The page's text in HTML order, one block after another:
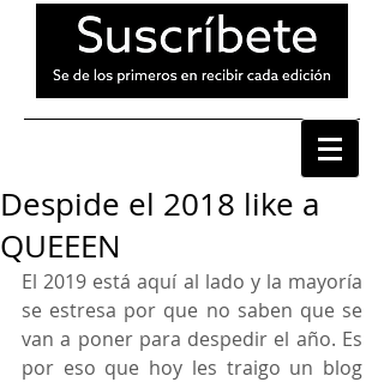
Despide el 2018 like a
QUEEEN
El 2019 está aquí al lado y la mayoría
se estresa por que no saben que se
van a poner para despedir el año. Es
por eso que hoy les traigo un blog